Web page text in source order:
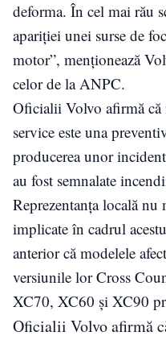
deforma. În cel mai rău
apariției unei surse de
motor”, menționează
celor de la ANPC.
Oficialii Volvo afirmă că
service este una
producerea unor
au fost semnalate
Reprezentanța locală
implicate în cadrul
anterior că modelele
versiunile lor Cross
XC70, XC60 și XC90
Oficialii Volvo afirmă